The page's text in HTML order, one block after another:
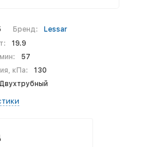
Бренд:
Lessar
19.9
57
кПа:
130